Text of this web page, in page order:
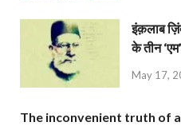
इंक़लाब
के तीन
May 17,
The inconvenient truth of